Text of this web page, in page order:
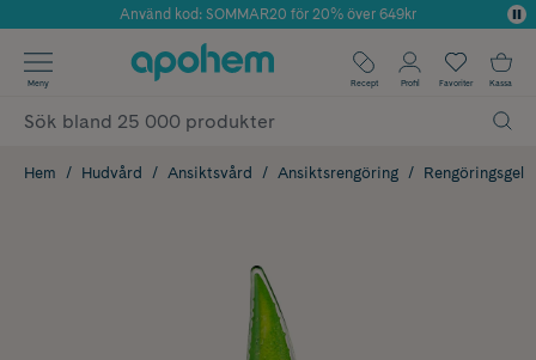
Årets Butik 2025 inom Skönhet
Använd kod: SOMMAR20 för 20% över 649kr
✓ Fri frakt
✓ Poäng på alla köp*
Meny Recept Profil Favoriter Kassa
Hem Hudvård Ansiktsvård Ansiktsrengöring Rengöringsgel